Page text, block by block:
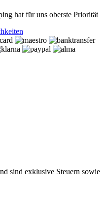
hat für uns oberste Priorität
sind exklusive Steuern sowie